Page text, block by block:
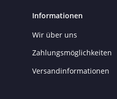
Informationen
Wir über uns
Zahlungsmöglichkeiten
Versandinformationen